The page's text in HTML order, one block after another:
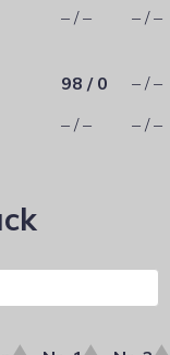
– / – – / –
98 / 0
– / –
– / – – / –